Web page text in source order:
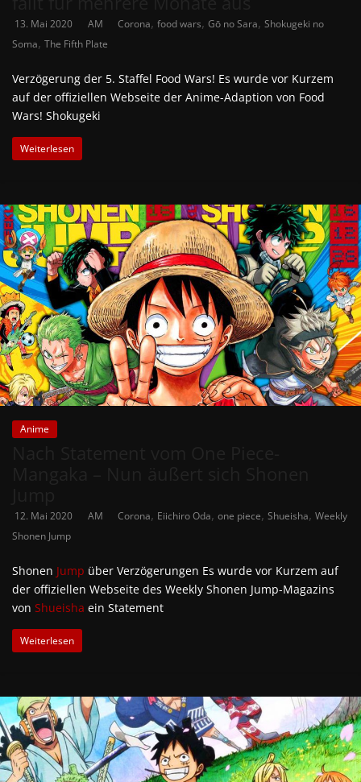
13. Mai 2020 AM Corona, food wars, Gō no Sara, Shokugeki no
Soma, The Fifth Plate
Verzögerung der 5. Staffel Food Wars! Es wurde vor Kurzem
auf der offiziellen Webseite der Anime-Adaption von Food
Wars! Shokugeki
Weiterlesen
Anime
12. Mai 2020 AM Corona, Eiichiro Oda, one piece, Shueisha, Weekly
Shonen Jump
Shonen Jump über Verzögerungen Es wurde vor Kurzem auf
der offiziellen Webseite des Weekly Shonen Jump-Magazins
von Shueisha ein Statement
Weiterlesen